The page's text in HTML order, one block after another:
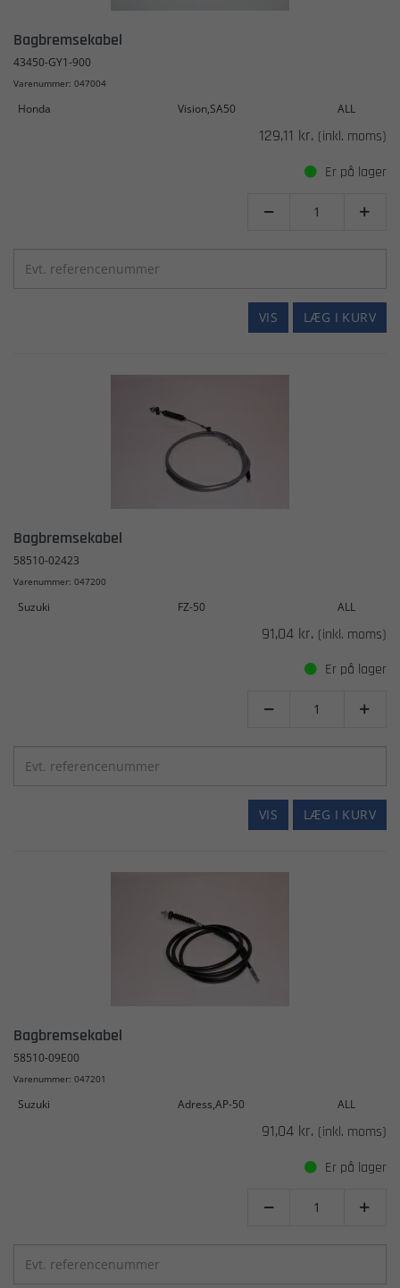
Bagbremsekabel
43450-GY1-900
Varenummer: 047004
Honda Vision,SA50 ALL
129,11 kr. (inkl. moms)
Er på lager
 
LÆG I KURV
VIS
Bagbremsekabel
58510-02423
Varenummer: 047200
Suzuki FZ-50 ALL
91,04 kr. (inkl. moms)
Er på lager
 
LÆG I KURV
VIS
Bagbremsekabel
58510-09E00
Varenummer: 047201
Suzuki Adress,AP-50 ALL
91,04 kr. (inkl. moms)
Er på lager
 